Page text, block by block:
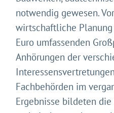
notwendig gewesen.
wirtschaftliche
Euro umfassenden
Anhörungen der
Fachbehörden im
Ergebnisse bildeten